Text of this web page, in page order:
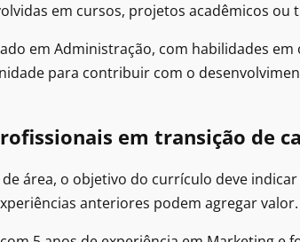
em cursos, projetos acadêmicos ou
em Administração, com habilidades
para contribuir com o
em transição de
área, o objetivo do currículo deve
anteriores podem agregar valor.